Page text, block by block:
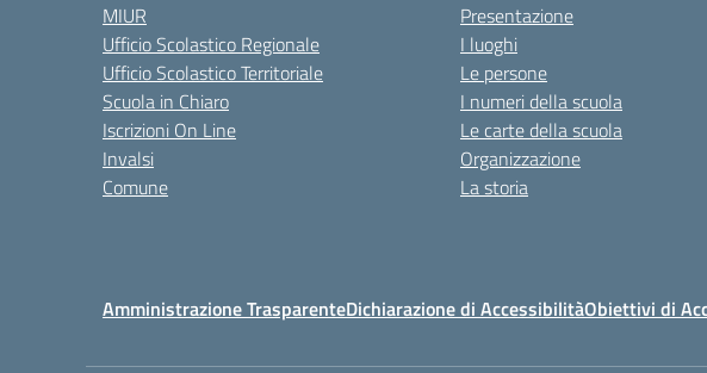
MIUR
Ufficio Scolastico Regionale
Ufficio Scolastico Territoriale
Scuola in Chiaro
Iscrizioni On Line
Invalsi
Comune
Presentazione
I luoghi
Le persone
I numeri della scuola
Le carte della scuola
Organizzazione
La storia
Amministrazione TrasparenteDichiarazione di AccessibilitàObiettivi di